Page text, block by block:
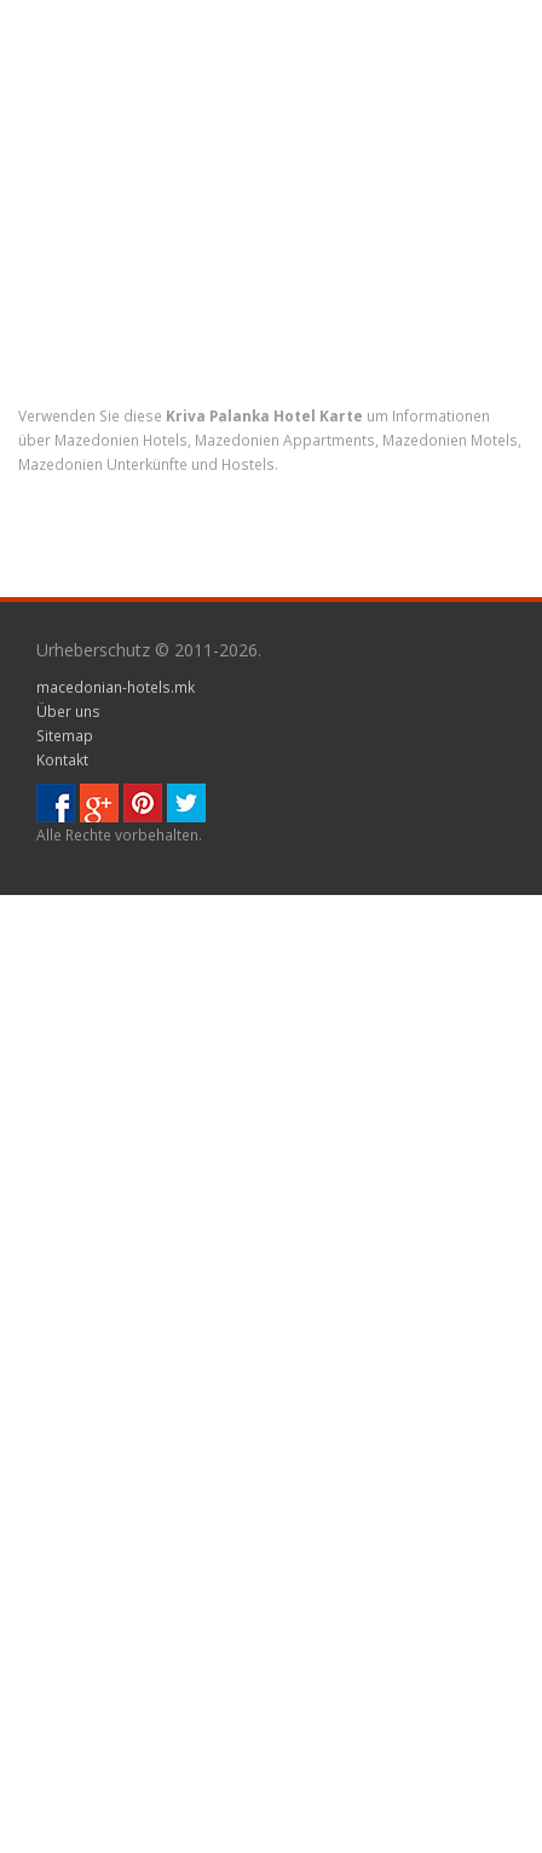
Verwenden Sie diese Kriva Palanka Hotel Karte um Informationen
über Mazedonien Hotels, Mazedonien Appartments, Mazedonien Motels,
Mazedonien Unterkünfte und Hostels.
Urheberschutz © 2011-2026.
macedonian-hotels.mk
Über uns
Sitemap
Kontakt
Alle Rechte vorbehalten.